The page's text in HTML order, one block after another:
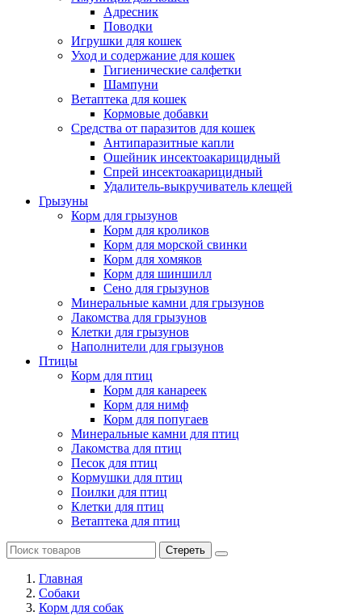
Адресник
Поводки
Игрушки для кошек
Уход и содержание для кошек
Гигиенические салфетки
Шампуни
Ветаптека для кошек
Кормовые добавки
Средства от паразитов для кошек
Антипаразитные капли
Ошейник инсектоакарицидный
Спрей инсектоакарицидный
Удалитель-выкручиватель клещей
Грызуны
Корм для грызунов
Корм для кроликов
Корм для морской свинки
Корм для хомяков
Корм для шиншилл
Сено для грызунов
Минеральные камни для грызунов
Лакомства для грызунов
Клетки для грызунов
Наполнители для грызунов
Птицы
Корм для птиц
Корм для канареек
Корм для нимф
Корм для попугаев
Минеральные камни для птиц
Лакомства для птиц
Песок для птиц
Кормушки для птиц
Поилки для птиц
Клетки для птиц
Ветаптека для птиц
Стереть
Главная
Cобаки
Корм для собак